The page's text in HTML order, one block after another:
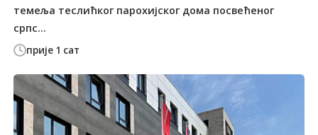
прије 1 сат
темеља теслићког парохијског дома посвећеног
српс...